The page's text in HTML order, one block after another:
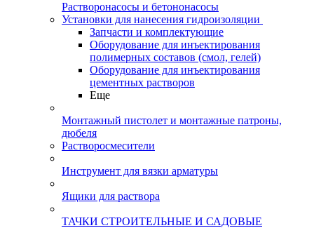
Растворонасосы и бетононасосы
Установки для нанесения гидроизоляции
Запчасти и комплектующие
Оборудование для инъектирования
полимерных составов (смол, гелей)
Оборудование для инъектирования
цементных растворов
Еще
Монтажный пистолет и монтажные патроны,
дюбеля
Растворосмесители
Инструмент для вязки арматуры
Ящики для раствора
ТАЧКИ СТРОИТЕЛЬНЫЕ И САДОВЫЕ